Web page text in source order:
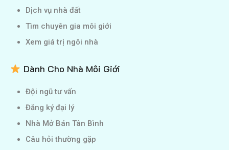
Dịch vụ nhà đất
Tìm chuyên gia môi giới
Xem giá trị ngôi nhà
Dành Cho Nhà Môi Giới
Đội ngũ tư vấn
Đăng ký đại lý
Nhà Mở Bán Tân Bình
Câu hỏi thường gặp